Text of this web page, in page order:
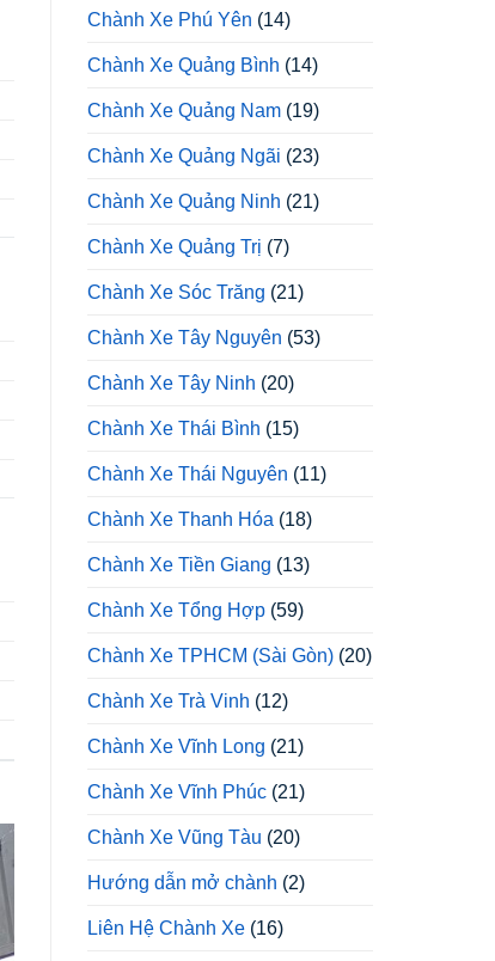
Chành Xe Phú Yên (14)
Chành Xe Quảng Bình (14)
Chành Xe Quảng Nam (19)
Chành Xe Quảng Ngãi (23)
Chành Xe Quảng Ninh (21)
Chành Xe Quảng Trị (7)
Chành Xe Sóc Trăng (21)
Chành Xe Tây Nguyên (53)
Chành Xe Tây Ninh (20)
Chành Xe Thái Bình (15)
Chành Xe Thái Nguyên (11)
Chành Xe Thanh Hóa (18)
Chành Xe Tiền Giang (13)
Chành Xe Tổng Hợp (59)
Chành Xe TPHCM (Sài Gòn) (20)
Chành Xe Trà Vinh (12)
Chành Xe Vĩnh Long (21)
Chành Xe Vĩnh Phúc (21)
Chành Xe Vũng Tàu (20)
Hướng dẫn mở chành (2)
Liên Hệ Chành Xe (16)